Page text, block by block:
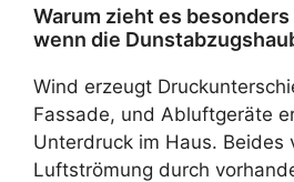
Warum zieht es
wenn die
Wind erzeugt
Fassade, und Abluftgeräte
Unterdruck im Haus. Beides
Luftströmung durch